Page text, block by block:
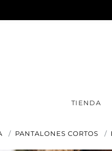
TIENDA
PANTALONES CORTOS